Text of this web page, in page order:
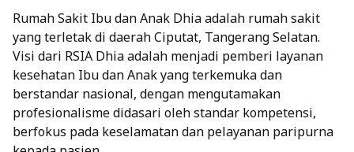
Rumah Sakit Ibu dan Anak Dhia adalah rumah sakit
yang terletak di daerah Ciputat, Tangerang Selatan.
Visi dari RSIA Dhia adalah menjadi pemberi layanan
kesehatan Ibu dan Anak yang terkemuka dan
berstandar nasional, dengan mengutamakan
profesionalisme didasari oleh standar kompetensi,
berfokus pada keselamatan dan pelayanan paripurna